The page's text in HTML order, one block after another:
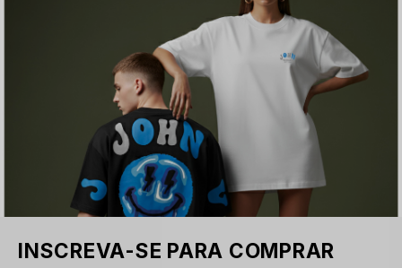
INSCREVA-SE PARA COMPRAR